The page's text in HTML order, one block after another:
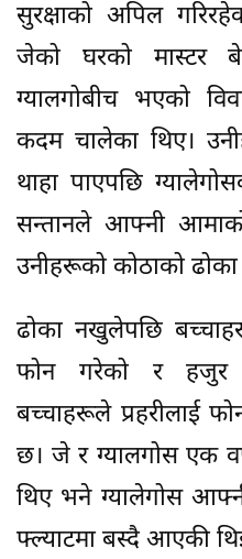
सुरक्षाको अपिल
जेको घरको मास्टर
ग्यालगोबीच भएको
कदम चालेका थिए।
थाहा पाएपछि
सन्तानले आफ्नी आमाको
उनीहरूको कोठाको
ढोका नखुलेपछि
फोन गरेको र हजुर
बच्चाहरूले प्रहरीलाई
छ। जे र ग्यालगोस एक
थिए भने ग्यालेगोस
फ्ल्याटमा बस्दै आएकी